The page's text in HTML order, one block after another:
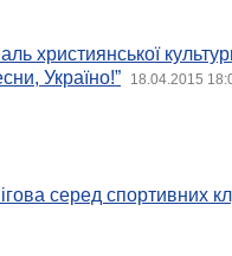
християнської
Україно!”
18.04.2015
серед спортивних